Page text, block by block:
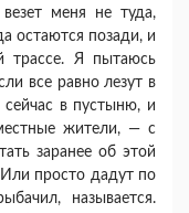
меня не туда,
остаются позади, и
трассе. Я пытаюсь
все равно лезут в
сейчас в пустыню, и
жители, — с
заранее об этой
про­сто дадут по
называется.